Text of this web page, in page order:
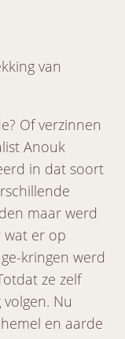
van
Of verzinnen
Anouk
in dat soort
maar werd
wat er op
kringen werd
ze zelf
Nu
en aarde